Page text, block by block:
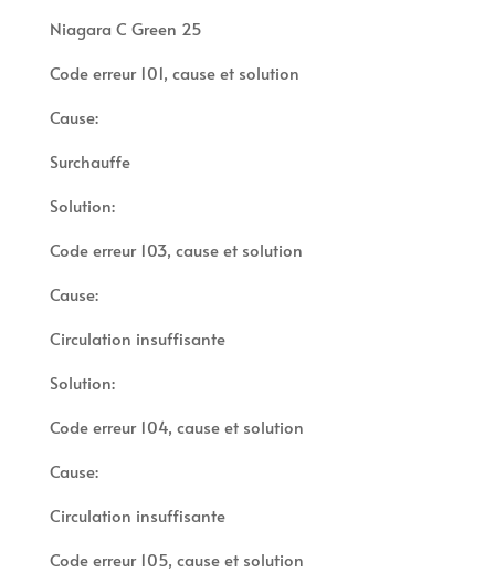
Niagara C Green 25
Code erreur 101, cause et solution
Cause:
Surchauffe
Solution:
Code erreur 103, cause et solution
Cause:
Circulation insuffisante
Solution:
Code erreur 104, cause et solution
Cause:
Circulation insuffisante
Code erreur 105, cause et solution